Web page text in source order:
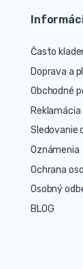
Často
Doprava a
Obchodné
Sledovanie
Oznámenia
Ochrana
Osobný
BLOG